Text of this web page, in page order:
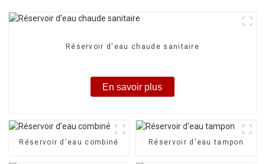
Réservoir d'eau chaude sanitaire
En savoir plus
Réservoir d'eau combiné Réservoir d'eau tampon